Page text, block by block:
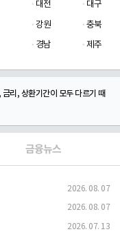
대전
대구
강원
충북
경남 제주
리, 상환기간이 모두 다르기 때
금융뉴스
2026. 08. 07
2026. 08. 07
2026. 07. 13